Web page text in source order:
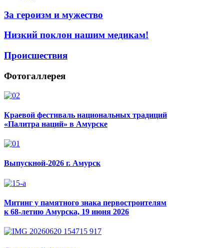
За героизм и мужество
Низкий поклон нашим медикам!
Происшествия
Фотогаллерея
Краевой фестиваль национальных традиций
«Палитра наций» в Амурске
Выпускной-2026 г. Амурск
Митинг у памятного знака первостроителям
к 68-летию Амурска, 19 июня 2026